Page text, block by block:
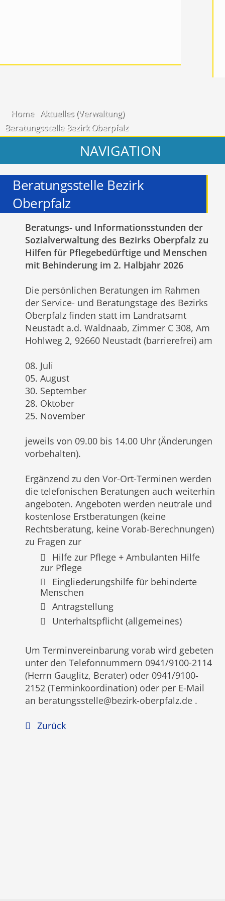
Home Aktuelles (Verwaltung)
Beratungsstelle Bezirk Oberpfalz
NAVIGATION
Beratungsstelle Bezirk
Oberpfalz
Beratungs- und Informationsstunden der
Sozialverwaltung des Bezirks Oberpfalz zu
Hilfen für Pflegebedürftige und Menschen
mit Behinderung im 2. Halbjahr 2026
Die persönlichen Beratungen im Rahmen
der Service- und Beratungstage des Bezirks
Oberpfalz finden statt im Landratsamt
Neustadt a.d. Waldnaab, Zimmer C 308, Am
Hohlweg 2, 92660 Neustadt (barrierefrei) am
08. Juli
05. August
30. September
28. Oktober
25. November
jeweils von 09.00 bis 14.00 Uhr (Änderungen
vorbehalten).
Ergänzend zu den Vor-Ort-Terminen werden
die telefonischen Beratungen auch weiterhin
angeboten. Angeboten werden neutrale und
kostenlose Erstberatungen (keine
Rechtsberatung, keine Vorab-Berechnungen)
zu Fragen zur
Hilfe zur Pflege + Ambulanten Hilfe
zur Pflege
Eingliederungshilfe für behinderte
Menschen
Antragstellung
Unterhaltspflicht (allgemeines)
Um Terminvereinbarung vorab wird gebeten
unter den Telefonnummern 0941/9100-2114
(Herrn Gauglitz, Berater) oder 0941/9100-
2152 (Terminkoordination) oder per E-Mail
an beratungsstelle@bezirk-oberpfalz.de .
Zurück